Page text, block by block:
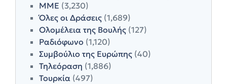
ΜΜΕ (3,230)
Όλες οι Δράσεις (1,689)
Ολομέλεια της Βουλής (127)
Ραδιόφωνο (1,120)
Συμβούλιο της Ευρώπης (40)
Τηλεόραση (1,886)
Τουρκία (497)